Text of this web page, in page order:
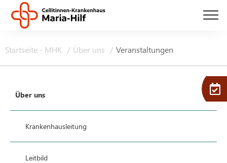
Startseite - MHK Über uns Veranstaltungen
Über uns
Krankenhausleitung
Leitbild